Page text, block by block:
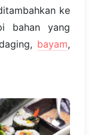
ke
bahan yang
bayam,